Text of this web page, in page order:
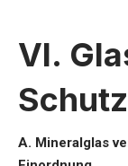
VI.
Schutz
A. Mineralglas